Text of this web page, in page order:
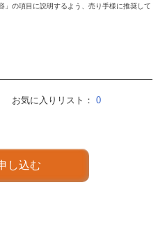
の項目に説明するよう、売り手様に推奨して
お気に入りリスト： 0
し込む